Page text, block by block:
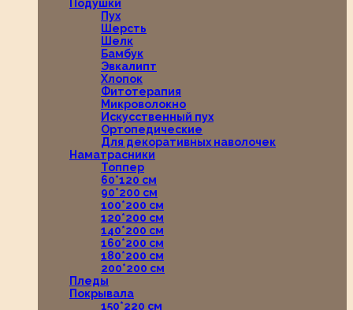
Подушки
Пух
Шерсть
Шелк
Бамбук
Эвкалипт
Хлопок
Фитотерапия
Микроволокно
Искусственный пух
Ортопедические
Для декоративных наволочек
Наматрасники
Топпер
60*120 см
90*200 см
100*200 см
120*200 см
140*200 см
160*200 см
180*200 см
200*200 см
Пледы
Покрывала
150*220 см